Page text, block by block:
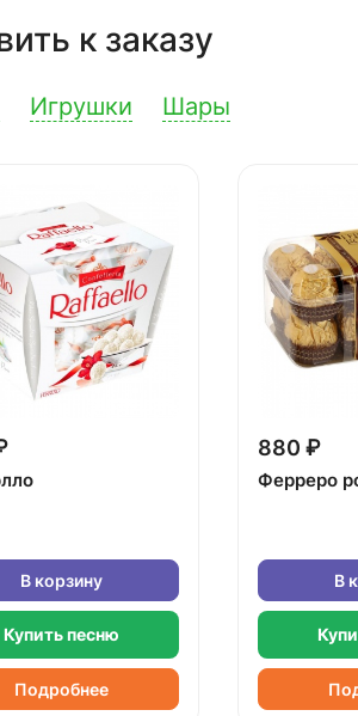
к заказу
Игрушки Шары
В корзину
Купить песню
Подробнее
880 ₽
Ферреро
В